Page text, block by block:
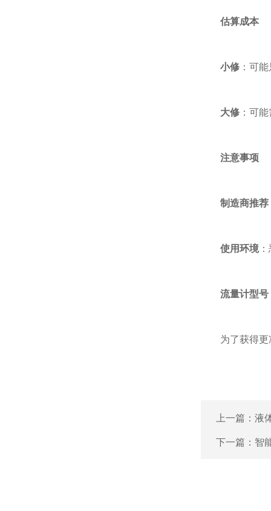
估算成本
小修：可能
大修：可能
注意事项
制造商推荐
使用环境：
流量计型号
为了获得更准
上一篇： 液
下一篇： 智